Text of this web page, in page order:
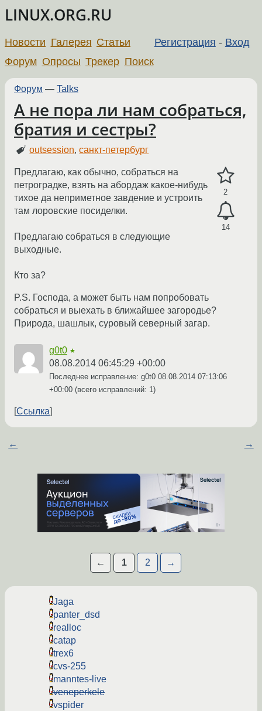
LINUX.ORG.RU
Регистрация - Вход
Новости Галерея Статьи
Форум Опросы Трекер Поиск
Форум — Talks
А не пора ли нам собраться,
братия и сестры?
outsession,санкт-петербург
2
14
Предлагаю, как обычно, собраться на
петроградке, взять на абордаж какое-нибудь
тихое да неприметное завдение и устроить
там лоровские посиделки.
Предлагаю собраться в следующие
выходные.
Кто за?
P.S. Господа, а может быть нам попробовать
собраться и выехать в ближайшее загородье?
Природа, шашлык, суровый северный загар.
g0t0 ★
08.08.2014 06:45:29 +00:00
Последнее исправление: g0t0 08.08.2014 07:13:06
+00:00 (всего исправлений: 1)
Ссылка
← →
← 1 2 →
Jaga
panter_dsd
realloc
catap
trex6
cvs-255
manntes-live
veneperkele
vspider